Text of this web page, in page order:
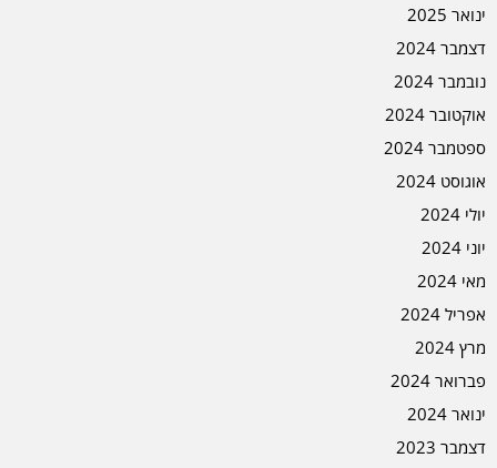
ינואר 2025
דצמבר 2024
נובמבר 2024
אוקטובר 2024
ספטמבר 2024
אוגוסט 2024
יולי 2024
יוני 2024
מאי 2024
אפריל 2024
מרץ 2024
פברואר 2024
ינואר 2024
דצמבר 2023